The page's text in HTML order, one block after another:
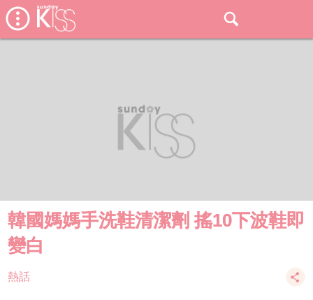
韓國媽媽手洗鞋清潔劑 搖10下波鞋即
變白
熱話